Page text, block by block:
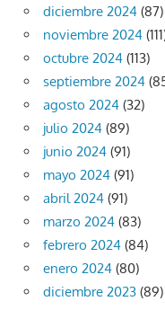
diciembre 2024 (87)
noviembre 2024
octubre 2024 (113)
septiembre 2024
agosto 2024 (32)
julio 2024 (89)
junio 2024 (91)
mayo 2024 (91)
abril 2024 (91)
marzo 2024 (83)
febrero 2024 (84)
enero 2024 (80)
diciembre 2023 (89)